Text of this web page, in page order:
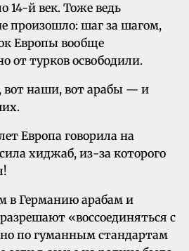
14-й век. Тоже ведь
произошло: шаг за шагом,
Европы вообще
от турков освободили.
вот наши, вот арабы — и
Европа говорила на
хиджаб, из-за которого
в Германию арабам и
«воссоединяться с
по гуманным стандартам